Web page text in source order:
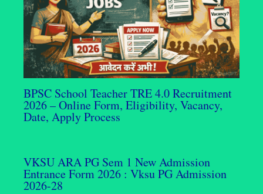
BPSC School Teacher TRE 4.0 Recruitment
2026 – Online Form, Eligibility, Vacancy,
Date, Apply Process
VKSU ARA PG Sem 1 New Admission
Entrance Form 2026 : Vksu PG Admission
2026-28